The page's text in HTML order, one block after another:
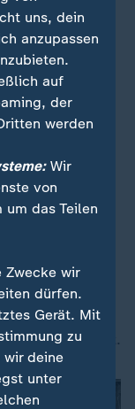
den
und den
des
im
war in der
Stunden so
in einem Monat.
uns, dein
anzupassen
auf
der
werden
Wir
von
das Teilen
Zwecke wir
dürfen.
Gerät. Mit
zu
wir deine
unter